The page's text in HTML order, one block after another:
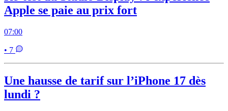
Apple se paie au prix fort
07:00
• 7
Une hausse de tarif sur l’iPhone 17 dès
lundi ?